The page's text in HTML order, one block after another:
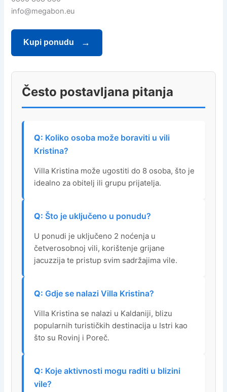
info@megabon.eu
Kupi ponudu
Često postavljana pitanja
Koliko osoba može boraviti u vili
Kristina?
Villa Kristina može ugostiti do 8 osoba, što je
idealno za obitelj ili grupu prijatelja.
Što je uključeno u ponudu?
U ponudi je uključeno 2 noćenja u
četverosobnoj vili, korištenje grijane
jacuzzija te pristup svim sadržajima vile.
Gdje se nalazi Villa Kristina?
Villa Kristina se nalazi u Kaldaniji, blizu
popularnih turističkih destinacija u Istri kao
što su Rovinj i Poreč.
Koje aktivnosti mogu raditi u blizini
vile?